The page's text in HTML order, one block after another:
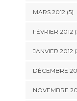
MARS 2012(5)
FÉVRIER 2012
JANVIER 2012
DÉCEMBRE
NOVEMBRE